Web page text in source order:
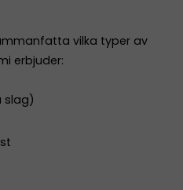
vilka typer av
erbjuder:
slag)